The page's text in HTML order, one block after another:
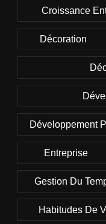
Croissance
Décoration
Développement
Entreprise
Gestion Du
Habitudes De